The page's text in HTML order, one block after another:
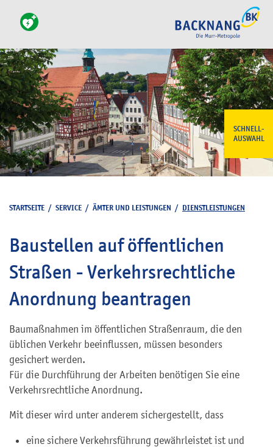
SCHNELL-
AUSWAHL
STARTSEITE / SERVICE / ÄMTER UND LEISTUNGEN / DIENSTLEISTUNGEN
Baustellen auf öffentlichen
Straßen - Verkehrsrechtliche
Anordnung beantragen
Baumaßnahmen im öffentlichen Straßenraum, die den
üblichen Verkehr beeinflussen, müssen besonders
gesichert werden.
Für die Durchführung der Arbeiten benötigen Sie eine
Verkehrsrechtliche Anordnung.
Mit dieser wird unter anderem sichergestellt, dass
eine sichere Verkehrsführung gewährleistet ist und